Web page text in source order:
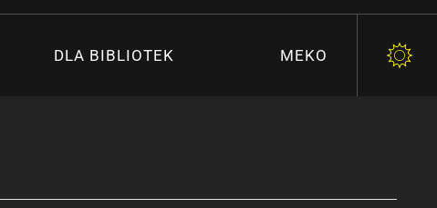
DLA BIBLIOTEK MEKO